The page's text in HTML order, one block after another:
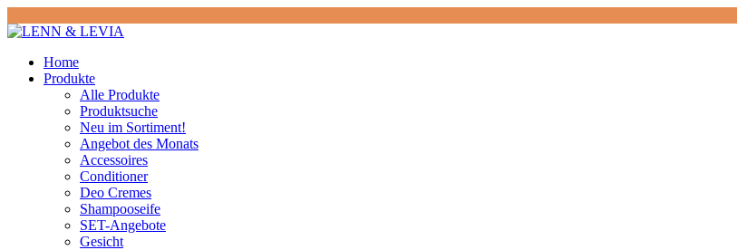
Home
Produkte
Alle Produkte
Produktsuche
Neu im Sortiment!
Angebot des Monats
Accessoires
Conditioner
Deo Cremes
Shampooseife
SET-Angebote
Gesicht